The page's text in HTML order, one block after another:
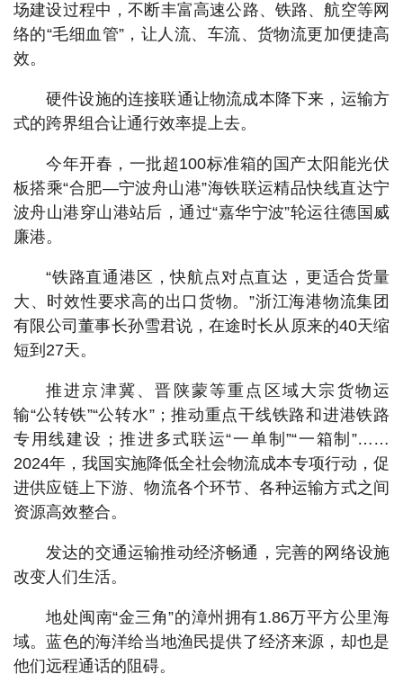
场建设过程中，不断丰富高速公路、铁路、航空等网
络的“毛细血管”，让人流、车流、货物流更加便捷高
效。
硬件设施的连接联通让物流成本降下来，运输方
式的跨界组合让通行效率提上去。
今年开春，一批超100标准箱的国产太阳能光伏
板搭乘“合肥—宁波舟山港”海铁联运精品快线直达宁
波舟山港穿山港站后，通过“嘉华宁波”轮运往德国威
廉港。
“铁路直通港区，快航点对点直达，更适合货量
大、时效性要求高的出口货物。”浙江海港物流集团
有限公司董事长孙雪君说，在途时长从原来的40天缩
短到27天。
推进京津冀、晋陕蒙等重点区域大宗货物运
输“公转铁”“公转水”；推动重点干线铁路和进港铁路
专用线建设；推进多式联运“一单制”“一箱制”……
2024年，我国实施降低全社会物流成本专项行动，促
进供应链上下游、物流各个环节、各种运输方式之间
资源高效整合。
发达的交通运输推动经济畅通，完善的网络设施
改变人们生活。
地处闽南“金三角”的漳州拥有1.86万平方公里海
域。蓝色的海洋给当地渔民提供了经济来源，却也是
他们远程通话的阻碍。